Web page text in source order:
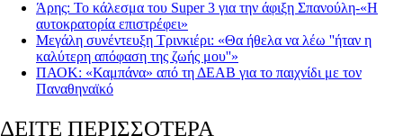
Άρης: Το κάλεσμα του Super 3 για την άφιξη Σπανούλη-«Η
αυτοκρατορία επιστρέφει»
Μεγάλη συνέντευξη Τρινκιέρι: «Θα ήθελα να λέω ''ήταν η
καλύτερη απόφαση της ζωής μου''»
ΠΑΟΚ: «Καμπάνα» από τη ΔΕΑΒ για το παιχνίδι με τον
Παναθηναϊκό
ΔΕΙΤΕ ΠΕΡΙΣΣΟΤΕΡΑ